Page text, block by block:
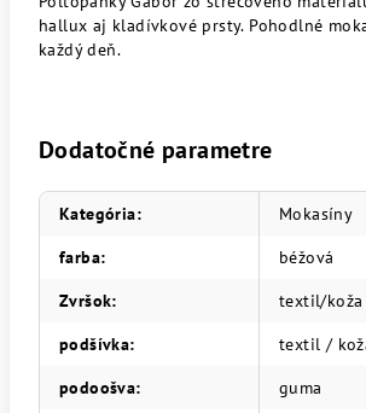
hallux aj kladívkové prsty. Pohodlné
každý deň.
Dodatočné parametre
Kategória:
Mokasíny
farba:
béžová
Zvršok:
textil/koža
podšívka:
textil /
podoošva:
guma